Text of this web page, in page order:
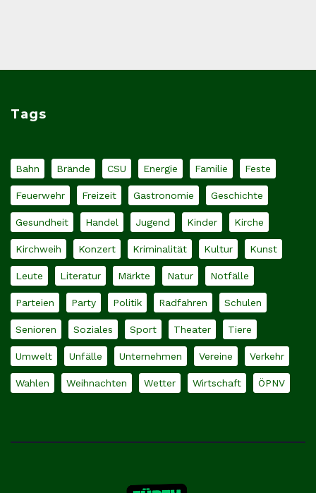
Tags
Bahn Brände CSU Energie Familie Feste
Feuerwehr Freizeit Gastronomie Geschichte
Gesundheit Handel Jugend Kinder Kirche
Kirchweih Konzert Kriminalität Kultur Kunst
Leute Literatur Märkte Natur Notfälle
Parteien Party Politik Radfahren Schulen
Senioren Soziales Sport Theater Tiere
Umwelt Unfälle Unternehmen Vereine Verkehr
Wahlen Weihnachten Wetter Wirtschaft ÖPNV